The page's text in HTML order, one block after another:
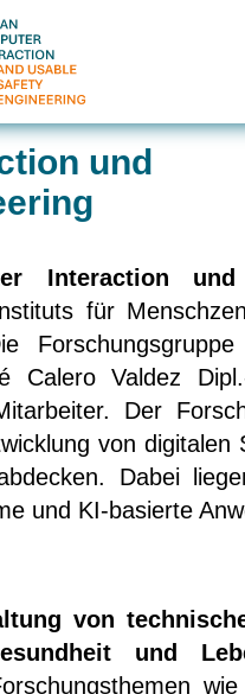
und
Interaction
für
Calero Valdez
Der
von digitalen
Dabei
und KI-basierte
von
und